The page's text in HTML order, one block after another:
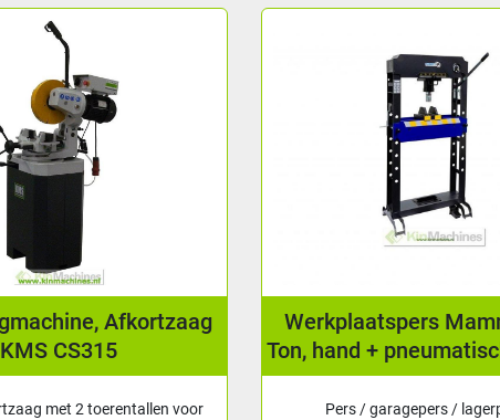
Werkplaatspers Mammuth 50
Ton, hand + pneumatisch bediend
Pers / garagepers / lagerpers /
De